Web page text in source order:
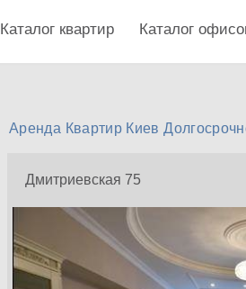
Каталог квартир Каталог
Аренда Квартир Киев
Дмитриевская 75